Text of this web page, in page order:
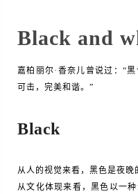
Black and
嘉柏丽尔·香奈儿曾说过：“
可击，完美和谐。”
Black
从人的视觉来看，黑色是夜晚
从文化体现来看，黑色以一